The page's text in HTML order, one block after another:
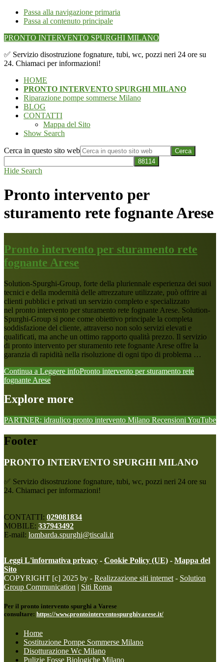
Passa alla navigazione primaria
Passa al contenuto principale
PRONTO INTERVENTO SPURGHI MILANO
✅ Servizio disostruzione fognature, tubi, wc, pozzi neri 24 ore su
24. Chiamaci per informazioni!
HOME
PRONTO INTERVENTO SPURGHI MILANO
Riparazione pompe sommerse Milano
BLOG
CONTATTI
Mappa del Sito
Show Search
Cerca in questo sito web
Hide Search
Pronto intervento per
sturamento rete fognante Arese
Pronto intervento per sturamento rete
fognante Arese
Solution-Spurghi-Group, forte della pluriennale esperienza dei suoi
tecnici e della modernità delle attrezzature utilizzate, può offrire ai
clienti pubblici e privati un servizio completo e specializzato
nel pronto intervento per sturamento rete fognante Arese. Solution-
Spurghi-Group si pone come obiettivo principale la completa
soddisfazione del cliente, attraverso non solo servizi elevati e
qualificati, ma anche un ottimo rapporto qualità prezzo. Il servizio
di pronto intervento per sturamento rete fognante Arese offre la
garanzia di rapidità nella risoluzione di ogni tipo di problema …
Continua a Leggere infoPronto intervento per sturamento rete
fognante Arese
Explore more
PARTNER: idraulico pronto intervento Milano Recensioni YouTube
Footer
PRONTO INTERVENTO SPURGHI MILANO
✅ Servizio disostruzione fognature, tubi, wc, pozzi neri 24 ore su
24. Chiamaci per informazioni!
CONTATTI: 029081834
MOBILE: 337943492
E-mail: lombarda.spurghi@tiscali.it
Leggi L'informativa privacy - Cookie Policy (UE) - Mappa del
Sito
COPYRIGHT [c] 2025 by - Realizzazione siti internet - Solution
Group Communication | Siti Roma
Per il pronto intervento spurghi a Varese
consultare: https://www.prontointerventospurghivarese.it/
Home
Sostituzione Pompe Sommerse Milano
Disotturazione Wc Milano
Pulizie Fosse Biologiche Milano